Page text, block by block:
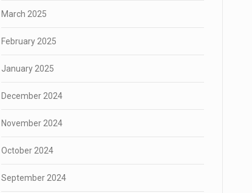
March 2025
February 2025
January 2025
December 2024
November 2024
October 2024
September 2024